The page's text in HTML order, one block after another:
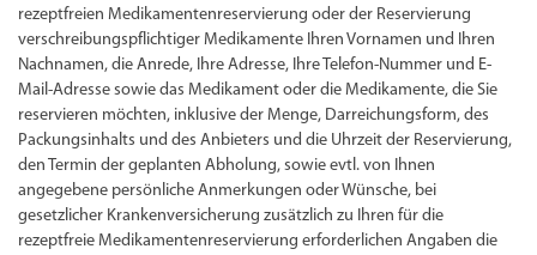
rezeptfreien Medikamentenreservierung oder der Reservierung
verschreibungspflichtiger Medikamente Ihren Vornamen und Ihren
Nachnamen, die Anrede, Ihre Adresse, Ihre Telefon-Nummer und E-
Mail-Adresse sowie das Medikament oder die Medikamente, die Sie
reservieren möchten, inklusive der Menge, Darreichungsform, des
Packungsinhalts und des Anbieters und die Uhrzeit der Reservierung,
den Termin der geplanten Abholung, sowie evtl. von Ihnen
angegebene persönliche Anmerkungen oder Wünsche, bei
gesetzlicher Krankenversicherung zusätzlich zu Ihren für die
rezeptfreie Medikamentenreservierung erforderlichen Angaben die